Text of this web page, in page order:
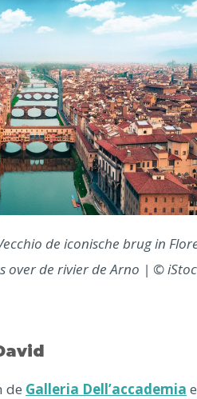
de iconische brug in
over de rivier de Arno | ©
de Galleria Dell’accademia